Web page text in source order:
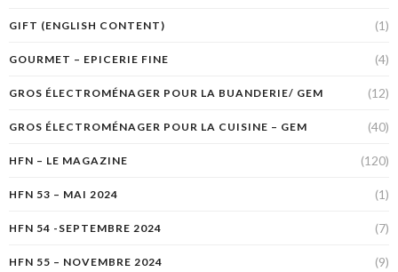
GIFT (ENGLISH CONTENT) (1)
GOURMET – EPICERIE FINE (4)
GROS ÉLECTROMÉNAGER POUR LA BUANDERIE/ GEM (12)
GROS ÉLECTROMÉNAGER POUR LA CUISINE – GEM (40)
HFN – LE MAGAZINE (120)
HFN 53 – MAI 2024 (1)
HFN 54 -SEPTEMBRE 2024 (7)
HFN 55 – NOVEMBRE 2024 (9)